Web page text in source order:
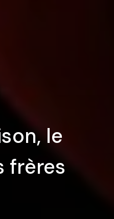
le
frères